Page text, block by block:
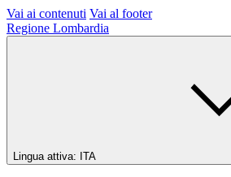
Vai ai contenuti Vai al footer
Regione Lombardia
Lingua attiva: ITA